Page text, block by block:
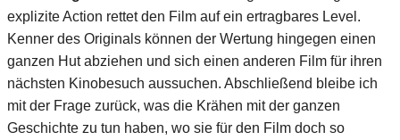
explizite Action rettet den Film auf ein ertragbares Level.
Kenner des Originals können der Wertung hingegen einen
ganzen Hut abziehen und sich einen anderen Film für ihren
nächsten Kinobesuch aussuchen. Abschließend bleibe ich
mit der Frage zurück, was die Krähen mit der ganzen
Geschichte zu tun haben, wo sie für den Film doch so